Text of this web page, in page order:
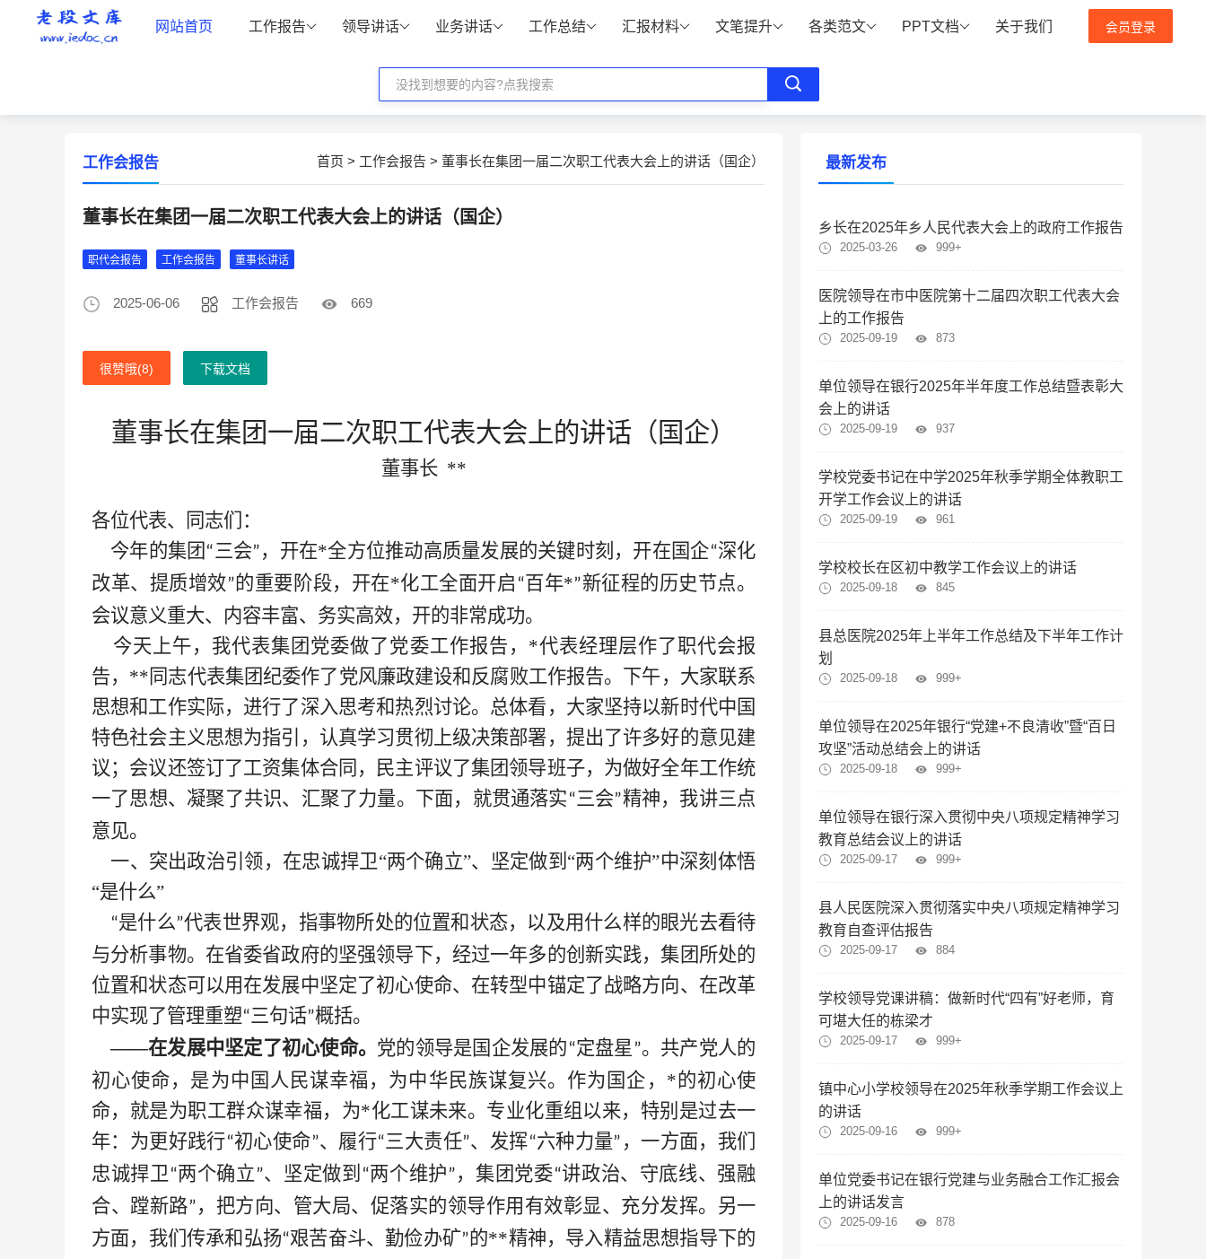
网站首页 工作报告 领导讲话 业务讲话 工作总结 汇报材料 文笔提升 各类范文 PPT文档 关于我们 会员登录
首页 > 工作会报告 > 董事长在集团一届二次职工代表大会上的讲话（国企）
工作会报告
董事长在集团一届二次职工代表大会上的讲话（国企）
职代会报告 工作会报告 董事长讲话
2025-06-06 工作会报告 669
很赞哦(8) 下载文档
董事长在集团一届二次职工代表大会上的讲话 （ 国企）
董事长 **
各位代表、同志们：
今年的集团 “三会”，开在*全方位推动高质量发展的关键时刻，开在国企“深化
改革、提质增效”的重要阶段，开在*化工全面开启 “百年*”新征程的历史节点。
会议意义重大、内容丰富、务实高效，开的非常成功。
今天上午，我代表集团党委做了党委工作报告，*代表经理层作了职代会报
告， ** 同志代表集团纪委作了党风廉政建设和反腐败工作报告。下午，大家联系
思想和工作实际，进行了深入思考和热烈讨论。总体看，大家坚持以新时代中国
特色社会主义思想为指引，认真学习贯彻 上级决策部署，提出了许多好的意见建
议；会议还签订了工资集体合同，民主评议了集团领导班子，为做好全年工作统
一了思想、凝聚了共识、汇聚了力量。下面，就贯通落实“三会”精神，我讲三点
意见。
一、突出政治引领，在忠诚捍卫“两个确立”、坚定做到“两个维护”中深刻体悟
“是什么”
“是什么”代表世界观，指事物所处的位置和状态，以及用什么样的眼光去看待
与分析事物。在省委省政府的坚强领导下，经过一年多的创新实践，集团所处的
位置和状态可以用在发展中坚定了初心使命、在转型中锚定了战略方向、在改革
中实现了管理重塑“三句话”概括。
——在发展中坚定了初心使命。 党的领导是国企发展的“定盘星”。共产党人的
初心使命，是为中国人民谋幸福，为中华民族谋复兴。作为国企， *的初心使
命，就是为职工群众谋幸福，为*化工谋未来。专业化重组以来，特别是过去一
年：为更好践行“初心使命”、履行“三大责任”、发挥“六种力量” ，一方面，我们
忠诚捍卫 “两个确立”、坚定做到 “两个维护”，集团党委“讲政治、守底线、强融
合、蹚新路”，把方向、管大局、促落实的领导作用有效彰显、充分发挥。另一
方面，我们传承和弘扬“艰苦奋斗、勤俭办矿”的**精神，导入精益思想指导下的
最新发布
乡长在2025年乡人民代表大会上的政府工作报告
2025-03-26 999+
医院领导在市中医院第十二届四次职工代表大会
上的工作报告
2025-09-19 873
单位领导在银行2025年半年度工作总结暨表彰大
会上的讲话
2025-09-19 937
学校党委书记在中学2025年秋季学期全体教职工
开学工作会议上的讲话
2025-09-19 961
学校校长在区初中教学工作会议上的讲话
2025-09-18 845
县总医院2025年上半年工作总结及下半年工作计
划
2025-09-18 999+
单位领导在2025年银行“党建+不良清收”暨“百日
攻坚”活动总结会上的讲话
2025-09-18 999+
单位领导在银行深入贯彻中央八项规定精神学习
教育总结会议上的讲话
2025-09-17 999+
县人民医院深入贯彻落实中央八项规定精神学习
教育自查评估报告
2025-09-17 884
学校领导党课讲稿：做新时代“四有”好老师，育
可堪大任的栋梁才
2025-09-17 999+
镇中心小学校领导在2025年秋季学期工作会议上
的讲话
2025-09-16 999+
单位党委书记在银行党建与业务融合工作汇报会
上的讲话发言
2025-09-16 878